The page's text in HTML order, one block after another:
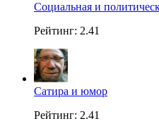
Социальная и
Рейтинг: 2.41
Сатира и юмор
Рейтинг: 2.41